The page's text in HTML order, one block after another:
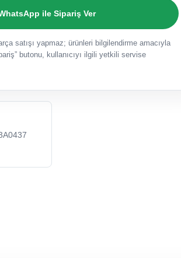
ile Sipariş Ver
satışı yapmaz; ürünleri bilgilendirme amacıyla
butonu, kullanıcıyı ilgili yetkili servise